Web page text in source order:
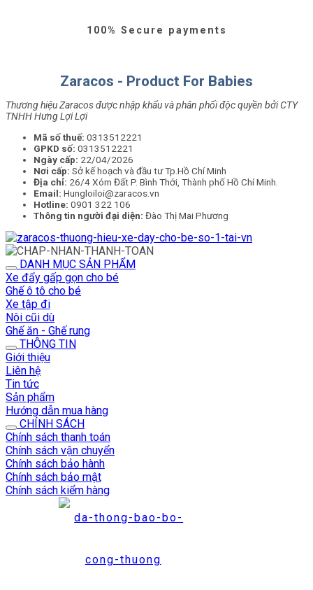
100% Secure payments
Zaracos - Product For Babies
Thương hiệu Zaracos được nhập khẩu và phân phối độc quyền bởi CTY
TNHH Hưng Lợi Lợi
Mã số thuế: 0313512221
GPKD số: 0313512221
Ngày cấp: 22/04/2026
Nơi cấp: Sở kế hoạch và đầu tư Tp.Hồ Chí Minh
Địa chỉ: 26/4 Xóm Đất P. Bình Thới, Thành phố Hồ Chí Minh.
Email: Hungloiloi@zaracos.vn
Hotline: 0901 322 106
Thông tin người đại diện: Đào Thị Mai Phương
DANH MỤC SẢN PHẨM
Xe đẩy gấp gọn cho bé
Ghế ô tô cho bé
Xe tập đi
Nôi cũi dù
Ghế ăn - Ghế rung
THÔNG TIN
Giới thiệu
Liên hệ
Tin tức
Sản phẩm
Hướng dẫn mua hàng
CHÍNH SÁCH
Chính sách thanh toán
Chính sách vận chuyển
Chính sách bảo hành
Chính sách bảo mật
Chính sách kiểm hàng